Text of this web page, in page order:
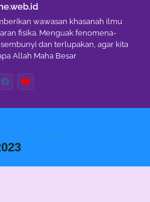
wawasan khasanah ilmu
fisika. Menguak fenomena-
dan terlupakan, agar kita
Allah Maha Besar
Templates